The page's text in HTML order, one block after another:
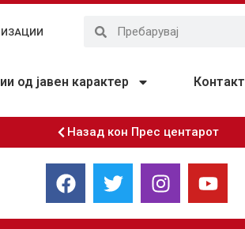
од јавен карактер Контакт
Назад кон Прес центарот